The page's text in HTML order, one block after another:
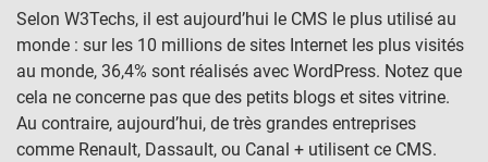
Selon W3Techs, il est aujourd’hui le CMS le plus utilisé au
monde : sur les 10 millions de sites Internet les plus visités
au monde, 36,4% sont réalisés avec WordPress. Notez que
cela ne concerne pas que des petits blogs et sites vitrine.
Au contraire, aujourd’hui, de très grandes entreprises
comme Renault, Dassault, ou Canal + utilisent ce CMS.